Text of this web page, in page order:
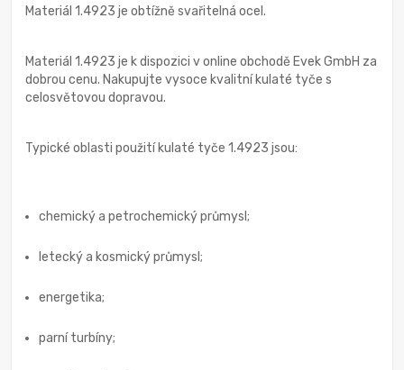
Materiál 1.4923 je obtížně svařitelná ocel.
Materiál 1.4923 je k dispozici v online obchodě Evek GmbH za
dobrou cenu. Nakupujte vysoce kvalitní kulaté tyče s
celosvětovou dopravou.
Typické oblasti použití kulaté tyče 1.4923 jsou:
chemický a petrochemický průmysl;
letecký a kosmický průmysl;
energetika;
parní turbíny;